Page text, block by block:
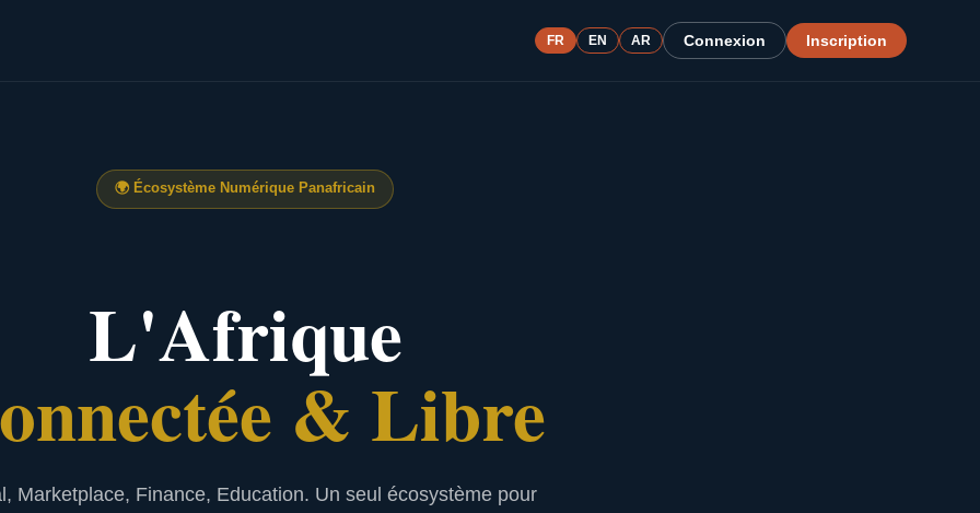
FR EN AR Connexion Inscription
🌍 Écosystème Numérique Panafricain
L'Afrique
& Libre
Marketplace, Finance, Education. Un seul écosystème pour